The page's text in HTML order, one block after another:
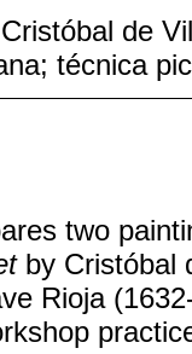
Cristóbal de
técnica
two
by Cristóbal
Rioja